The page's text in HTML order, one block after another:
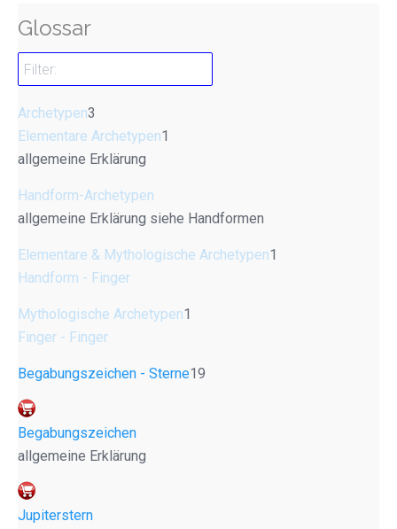
Glossar
Archetypen3
Elementare Archetypen1
allgemeine Erklärung
Handform-Archetypen
allgemeine Erklärung siehe Handformen
Elementare & Mythologische Archetypen1
Handform - Finger
Mythologische Archetypen1
Finger - Finger
Begabungszeichen - Sterne19
Begabungszeichen
allgemeine Erklärung
Jupiterstern